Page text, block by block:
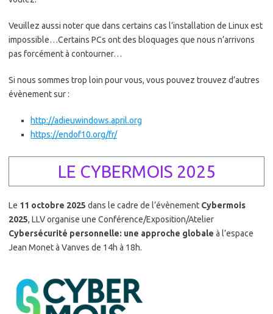
Veuillez aussi noter que dans certains cas l’installation de Linux est
impossible…Certains PCs ont des bloquages que nous n’arrivons
pas forcément à contourner…
Si nous sommes trop loin pour vous, vous pouvez trouvez d’autres
évènement sur :
http://adieuwindows.april.org
https://endof10.org/fr/
LE CYBERMOIS 2025
Le 11 octobre 2025 dans le cadre de l’évènement Cybermois
2025, LLV organise une Conférence/Exposition/Atelier
Cybersécurité personnelle: une approche globale à l’espace
Jean Monet à Vanves de 14h à 18h.